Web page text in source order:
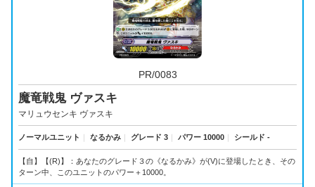
PR/0083
魔竜戦鬼 ヴァスキ
マリュウセンキ ヴァスキ
ノーマルユニット なるかみ グレード 3 パワー 10000 シールド -
【自】【(R)】：あなたのグレード３の《なるかみ》が(V)に登場したとき、その
ターン中、このユニットのパワー＋10000。